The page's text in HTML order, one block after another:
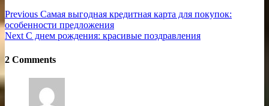
Навигация
по
Previous Previous
post:
Самая выгодная кредитная карта для покупок:
особенности предложения
Next Next
С днем рождения: красивые поздравления
2 Comments